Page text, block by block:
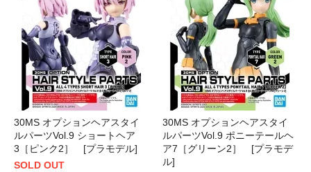
30MS オプションヘアスタイ
ルパーツVol.9 ショートヘア
3［ピンク2］ [プラモデル]
SOLD OUT
30MS オプションヘアスタイ
ルパーツVol.9 ポニーテールヘ
ア7［グリーン2］ [プラモデ
ル]